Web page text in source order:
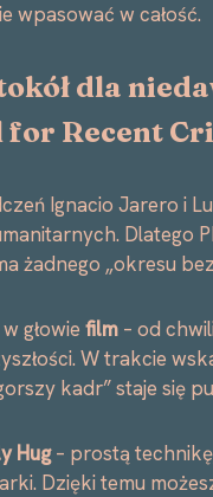
wpasować w całość.
dla
for Recent
Ignacio Jarero i
Dlatego
żadnego „okresu
głowie film– od
W trakcie
kadr” staje się
Hug– prostą
Dzięki temu